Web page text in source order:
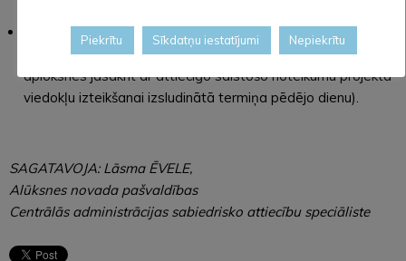
nosūtot pa pastu Alūksnes novada pašvaldībai, Dārza ielā
11, Alūksnē, Alūksnes novadā, LV-4301 (pasta zīmogam uz
aploksnes jāsakrīt ar attiecīgo saistošo noteikumu projekta
viedokļu izteikšanai izsludinātā termiņa pēdējo dienu).
SAGATAVOJA: Lāsma ĒVELE,
Alūksnes novada pašvaldības
Centrālās administrācijas sabiedrisko attiecību speciāliste
Piekrītu Sīkdatņu iestatījumi Nepiekrītu